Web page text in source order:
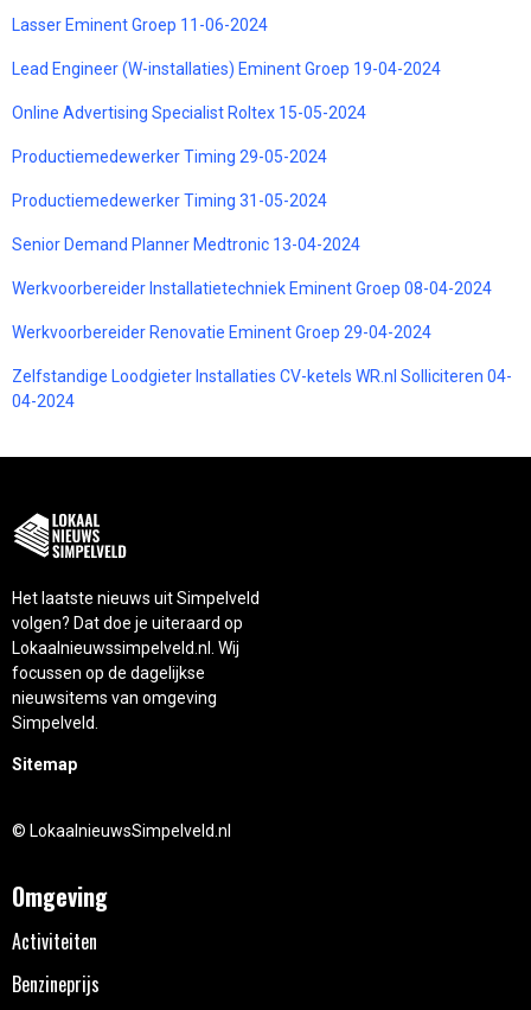
Lasser Eminent Groep 11-06-2024
Lead Engineer (W-installaties) Eminent Groep 19-04-2024
Online Advertising Specialist Roltex 15-05-2024
Productiemedewerker Timing 29-05-2024
Productiemedewerker Timing 31-05-2024
Senior Demand Planner Medtronic 13-04-2024
Werkvoorbereider Installatietechniek Eminent Groep 08-04-2024
Werkvoorbereider Renovatie Eminent Groep 29-04-2024
Zelfstandige Loodgieter Installaties CV-ketels WR.nl Solliciteren 04-
04-2024
Het laatste nieuws uit Simpelveld
volgen? Dat doe je uiteraard op
Lokaalnieuwssimpelveld.nl. Wij
focussen op de dagelijkse
nieuwsitems van omgeving
Simpelveld.
Sitemap
© LokaalnieuwsSimpelveld.nl
Omgeving
Activiteiten
Benzineprijs